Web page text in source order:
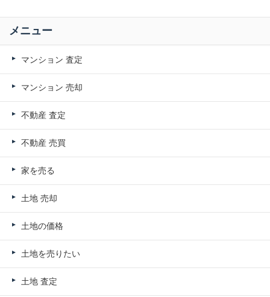
メニュー
マンション 査定
マンション 売却
不動産 査定
不動産 売買
家を売る
土地 売却
土地の価格
土地を売りたい
土地 査定